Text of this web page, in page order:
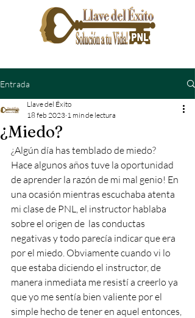
Entrada
¿Miedo?
Llave del Éxito
18 feb 2023 1 min de lectura
¿Algún día has temblado de miedo?
Hace algunos años tuve la oportunidad
de aprender la razón de mi mal genio! En
una ocasión mientras escuchaba atenta
mi clase de PNL, el instructor hablaba
sobre el origen de  las conductas
negativas y todo parecía indicar que era
por el miedo. Obviamente cuando vi lo
que estaba diciendo el instructor, de
manera inmediata me resistí a creerlo ya
que yo me sentía bien valiente por el
simple hecho de tener en aquel entonces,